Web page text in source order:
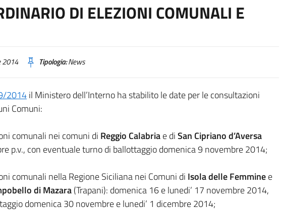
DI ELEZIONI COMUNALI E
2014 Tipologia:News
2014il Ministero dell’Interno ha stabilito le date per le consultazioni
Comuni:
comunali nei comuni di Reggio Calabriae diSan Cipriano d’Aversa
p.v., con eventuale turno di ballottaggio domenica 9 novembre 2014;
comunali nella Regione Siciliana nei Comuni di Isola delle Femminee
di Mazara(Trapani): domenica 16 e lunedi’ 17 novembre 2014,
domenica 30 novembre e lunedi’ 1 dicembre 2014;